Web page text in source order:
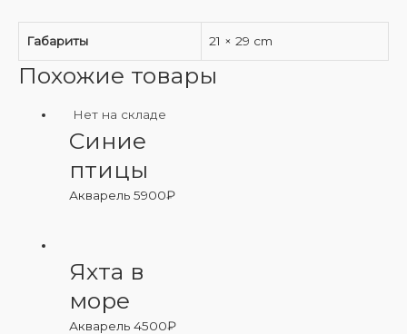
Габариты 21 × 29 cm
Похожие товары
Нет на складе
Синие
птицы
Акварель5900₽
Яхта в
море
Акварель4500₽